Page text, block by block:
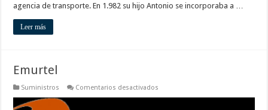
agencia de transporte. En 1.982 su hijo Antonio se incorporaba a …
Leer más
Emurtel
Suministros Comentarios desactivados